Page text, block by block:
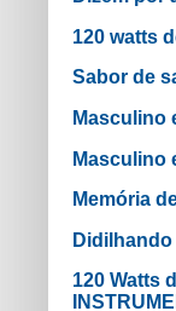
120 watts
Sabor de
Masculino
Masculino
Memória
Didilhando
120 Watts